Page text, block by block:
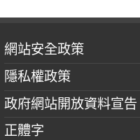
網站安全政策
隱私權政策
政府網站開放資料宣告
正體字